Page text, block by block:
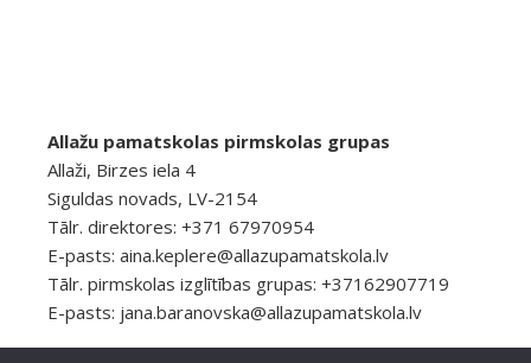
Allažu pamatskolas pirmskolas grupas
Allaži, Birzes iela 4
Siguldas novads, LV-2154
Tālr. direktores: +371 67970954
E-pasts: aina.keplere@allazupamatskola.lv
Tālr. pirmskolas izglītības grupas: +37162907719
E-pasts: jana.baranovska@allazupamatskola.lv